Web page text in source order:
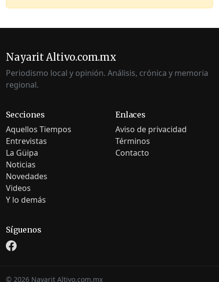
Nayarit Altivo.com.mx
Periodismo local y opinión. Análisis, crónica y memoria
regional.
Secciones
Aquellos Tiempos
Entrevistas
La Güipa
Noticias
Novedades
Videos
Y lo demás
Enlaces
Aviso de privacidad
Términos
Contacto
Síguenos
© 2026 Nayarit Altivo.com.mx